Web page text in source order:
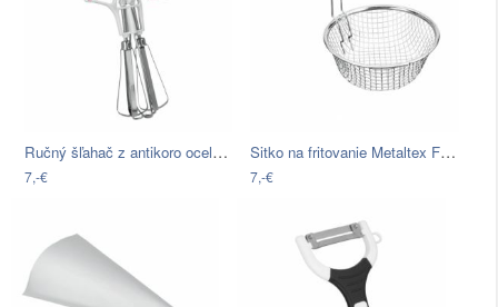
Ručný šľahač z antikoro ocele Metaltex…
7,-€
Sitko na fritovanie Metaltex Fries, ⌀…
7,-€